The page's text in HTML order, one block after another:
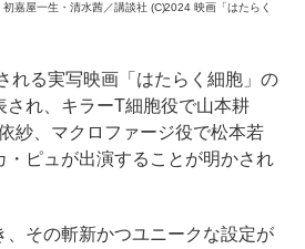
嘉屋一生・清水茜／講談社 (C)2024 映画「はたらく
れる実写映画「はたらく細胞」の
され、キラーT細胞役で山本耕
紗、マクロファージ役で松本若
・ピュが出演することが明かされ
、その斬新かつユニークな設定が